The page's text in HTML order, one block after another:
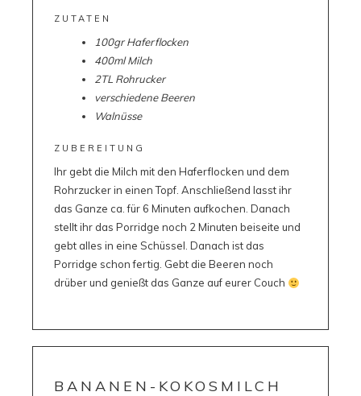
ZUTATEN
100gr Haferflocken
400ml Milch
2TL Rohrucker
verschiedene Beeren
Walnüsse
ZUBEREITUNG
Ihr gebt die Milch mit den Haferflocken und dem
Rohrzucker in einen Topf. Anschließend lasst ihr
das Ganze ca. für 6 Minuten aufkochen. Danach
stellt ihr das Porridge noch 2 Minuten beiseite und
gebt alles in eine Schüssel. Danach ist das
Porridge schon fertig. Gebt die Beeren noch
drüber und genießt das Ganze auf eurer Couch
BANANEN-KOKOSMILCH